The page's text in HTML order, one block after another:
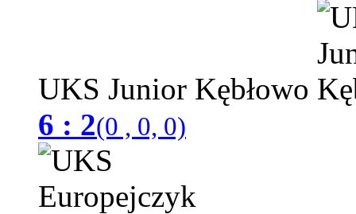
UKS Junior Kębłowo
6 : 2(0 , 0, 0)